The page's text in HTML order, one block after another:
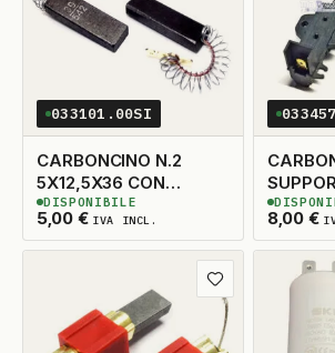
033101.00SI
CARBONCINO N.2
5X12,5X36 CON
MOLLA
5,00 € IVA INCL.
14 DISPONIBILI
DISPONIBILE
TAGLIO
8,00 €
5
Aggiungi ai preferiti